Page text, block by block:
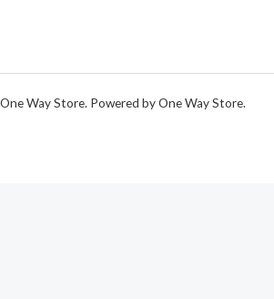
Way Store. Powered by One Way Store.